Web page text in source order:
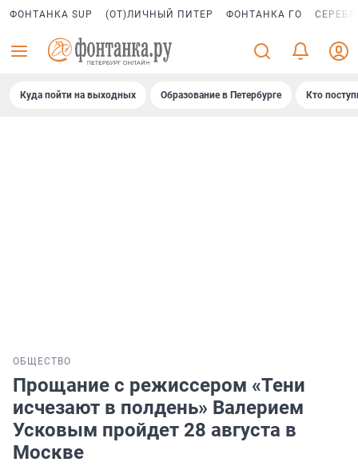
ФОНТАНКА SUP (ОТ)ЛИЧНЫЙ ПИТЕР ФОНТАНКА ГО
Куда пойти на выходных Образование в Петербурге Кто
ОБЩЕСТВО
Прощание с режиссером «Тени
исчезают в полдень» Валерием
Усковым пройдет 28 августа в
Москве